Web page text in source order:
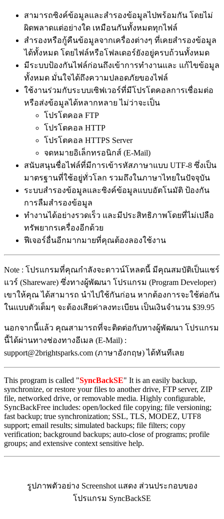
สามารถซิงค์ข้อมูลและสำรองข้อมูลไปพร้อมกัน โดยไม่
ผิดพลาดแต่อย่างใด เหมือนกันทั้งหมดทุกไฟล์
สำรองหรือกู้คืนข้อมูลจากเครื่องต่างๆ ที่เคยสำรองข้อมูล
ได้ทั้งหมด โดยไฟล์หรือโฟลเดอร์ยังอยู่ครบถ้วนทั้งหมด
มีระบบป้องกันไฟล์ก่อนถึงเข้าการทำงานและ แก้ไขข้อมูล
ทั้งหมด มั่นใจได้ถึงความปลอดภัยของไฟล์
ใช้งานร่วมกับระบบเซิฟเวอร์ที่มีโปรโตคอลการเชื่อมต่อ
หรือส่งข้อมูลได้หลากหลาย ไม่ว่าจะเป็น
โปรโตคอล FTP
โปรโตคอล HTTP
โปรโตคอล HTTPS Server
จดหมายอิเล็กทรอนิกส์ (E-Mail)
สนับสนุนชื่อไฟล์ที่มีการเข้ารหัสภาษาแบบ UTF-8 ซึ่งเป็น
มาตรฐานที่ใช้อยู่ทั่วโลก รวมถึงในภาษาไทยในปัจจุบัน
ระบบสำรองข้อมูลและซิงค์ข้อมูลแบบอัตโนมัติ ป้องกัน
การลืมสำรองข้อมูล
ทำงานได้อย่างรวดเร็ว และมีประสิทธิภาพโดยที่ไม่เปลือ
ทรัพยากรเครื่องอีกด้วย
ฟีเจอร์อื่นอีกมากมายที่คุณต้องลองใช้งาน
Note : โปรแกรมที่คุณกำลังจะดาวน์โหลดนี้ มีคุณสมบัติเป็นแชร์
แวร์ (Shareware) ซึ่งทางผู้พัฒนา โปรแกรม (Program Developer)
เขาให้คุณ ได้สามารถ นำไปใช้กันก่อน หากต้องการจะใช้ต่อกัน
ในแบบตัวเต็มๆ จะต้องเสียค่าลงทะเบียน เป็นเงินจำนวน $39.95
นอกจากนี้แล้ว คุณสามารถที่จะติดต่อกับทางผู้พัฒนา โปรแกรม
นี้ได้ผ่านทางช่องทางอีเมล (E-Mail) :
support@2brightsparks.com (ภาษาอังกฤษ) ได้ทันทีเลย
This program is called "SyncBackSE" It is an easily backup,
synchronize, or restore your files to another drive, FTP server, ZIP
file, networked drive, or removable media. Highly configurable,
SyncBackFree includes: open/locked file copying; file versioning;
fast backup; true synchronization; SSL, TLS, MODEZ, UTF8
support; email results; simulated backups; file filters; copy
verification; background backups; auto-close of programs; profile
groups; and extensive context sensitive help.
รูปภาพตัวอย่าง Screenshot แสดง ส่วนประกอบของ
โปรแกรม SyncBackSE